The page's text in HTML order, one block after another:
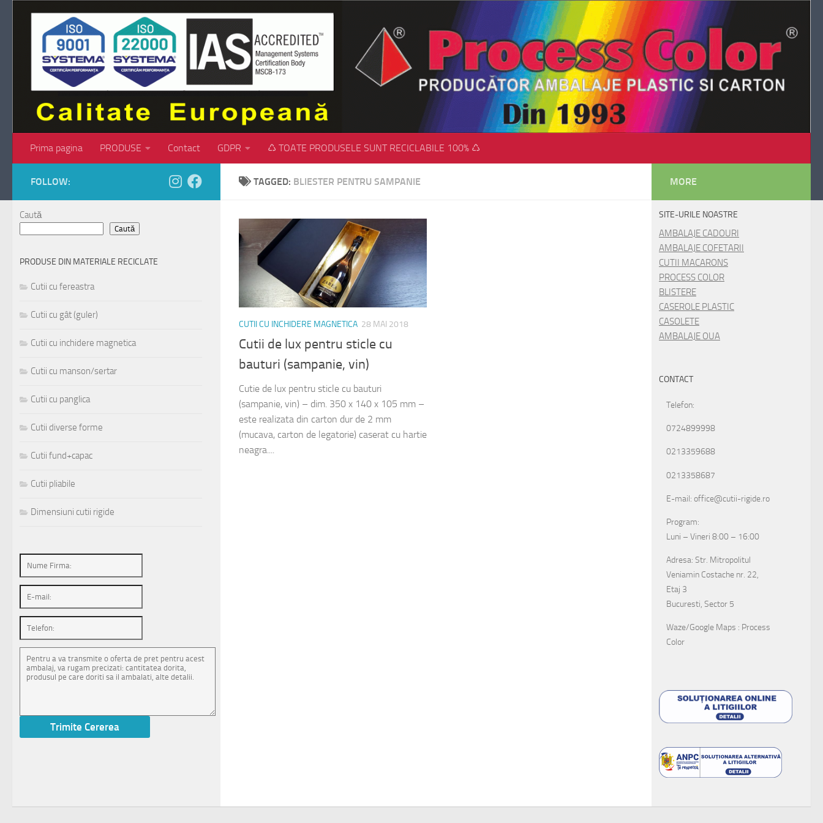
Skip to content
Prima pagina PRODUSE Contact GDPR ♺ TOATE PRODUSELE SUNT RECICLABILE 100% ♺
TAGGED: BLIESTER PENTRU SAMPANIE
CUTII CU INCHIDERE MAGNETICA 28 MAI 2018
Cutii de lux pentru sticle cu
bauturi (sampanie, vin)
Cutie de lux pentru sticle cu bauturi
(sampanie, vin) – dim. 350 x 140 x 105 mm –
este realizata din carton dur de 2 mm
(mucava, carton de legatorie) caserat cu hartie
neagra....
FOLLOW:
Caută
Caută
PRODUSE DIN MATERIALE RECICLATE
Cutii cu fereastra
Cutii cu gât (guler)
Cutii cu inchidere magnetica
Cutii cu manson/sertar
Cutii cu panglica
Cutii diverse forme
Cutii fund+capac
Cutii pliabile
Dimensiuni cutii rigide
MORE
SITE-URILE NOASTRE
AMBALAJE CADOURI
AMBALAJE COFETARII
CUTII MACARONS
PROCESS COLOR
BLISTERE
CASEROLE PLASTIC
CASOLETE
AMBALAJE OUA
CONTACT
Telefon:
0724899998
0213359688
0213358687
E-mail: office@cutii-rigide.ro
Program:
Luni – Vineri 8:00 – 16:00
Adresa: Str. Mitropolitul
Veniamin Costache nr. 22,
Etaj 3
Bucuresti, Sector 5
Waze/Google Maps : Process
Color